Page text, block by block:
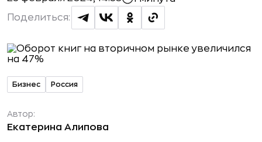
Поделиться:
Бизнес Россия
Автор:
Екатерина Алипова